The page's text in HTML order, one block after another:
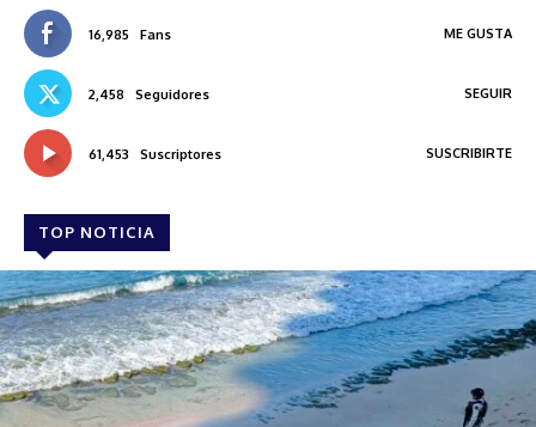
16,985 Fans ME GUSTA
2,458 Seguidores SEGUIR
61,453 Suscriptores SUSCRIBIRTE
TOP NOTICIA